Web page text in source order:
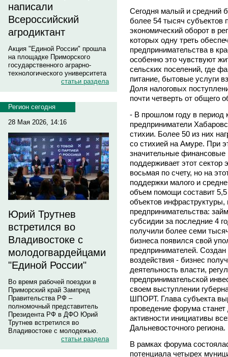
написали
Всероссийский
агродиктант
Акция "Единой России" прошла
на площадке Приморского
государственного аграрно-
технологического университета
статьи раздела
Регион сегодня
28 Мая 2026, 14:16
Юрий Трутнев
встретился во
Владивостоке с
молодогвардейцами
"Единой России"
Во время рабочей поездки в
Приморский край Зампред
Правительства РФ –
полномочный представитель
Президента РФ в ДФО Юрий
Трутнев встретился во
Владивостоке с молодежью.
статьи раздела
Сегодня малый и средний
более 54 тысяч субъектов
экономический оборот в
которых одну треть
предпринимательства в
особенно это чувствуют
сельских поселений, где
питание, бытовые услуги
Доля налоговых
почти четверть от общего
- В прошлом году в период
предприниматели
стихии. Более 50 из них
со стихией на Амуре. При
значительные финансовые
поддерживает этот
восьмая по счету, но на
поддержки малого и
объем помощи составит
объектов
предпринимательства:
субсидии за последние 4
получили более семи
бизнеса появился свой
предпринимателей.
воздействия - бизнес
деятельность власти,
предпринимательской
своем выступлении
ШПОРТ. Глава субъекта
проведение форума
активности инициативы
Дальневосточного региона.
В рамках форума
потенциала четырех